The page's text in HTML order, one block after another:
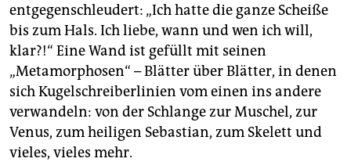
entgegenschleudert: „Ich hatte die ganze Scheiße
bis zum Hals. Ich liebe, wann und wen ich will,
klar?!“ Eine Wand ist gefüllt mit seinen
„Metamorphosen“ – Blätter über Blätter, in denen
sich Kugelschreiberlinien vom einen ins andere
verwandeln: von der Schlange zur Muschel, zur
Venus, zum heiligen Sebastian, zum Skelett und
vieles, vieles mehr.